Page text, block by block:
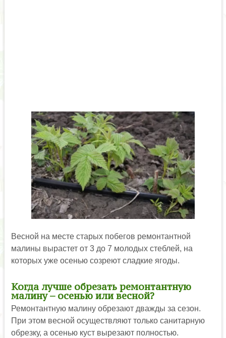
Весной на месте старых побегов ремонтантной
малины вырастет от 3 до 7 молодых стеблей, на
которых уже осенью созреют сладкие ягоды.
Когда лучше обрезать ремонтантную
малину – осенью или весной?
Ремонтантную малину обрезают дважды за сезон.
При этом весной осуществляют только санитарную
обрезку, а осенью куст вырезают полностью.